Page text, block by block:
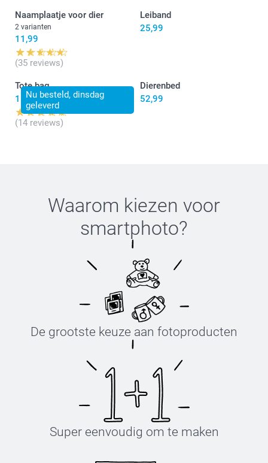
Naamplaatje voor dier
2 varianten
11,99
(35 reviews)
Leiband
25,99
Nu besteld, dinsdag
geleverd
Tote bag
15,99
(14 reviews)
Dierenbed
52,99
Waarom kiezen voor
smartphoto?
De grootste keuze aan fotoproducten
Super eenvoudig om te maken